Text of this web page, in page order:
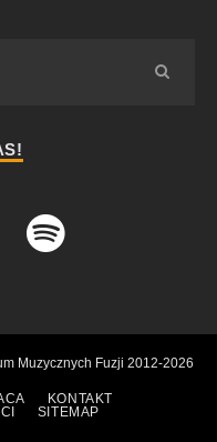
Muzycznych Fuzji 2012-2026
KONTAKT
SITEMAP